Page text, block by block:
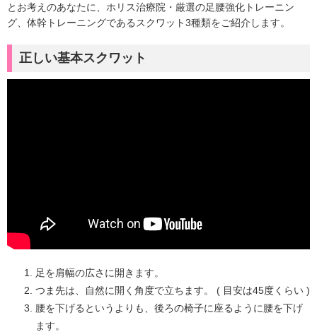
とお考えのあなたに、ホリス治療院・厳選の足腰強化トレーニン
グ、体幹トレーニングであるスクワット3種類をご紹介します。
正しい基本スクワット
足を肩幅の広さに開きます。
つま先は、自然に開く角度で立ちます。 ( 目安は45度くらい )
腰を下げるというよりも、後ろの椅子に座るように腰を下げ
ます。